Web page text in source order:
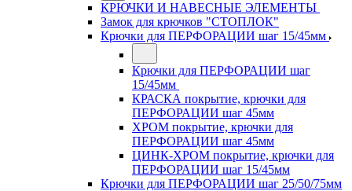
КРЮЧКИ И НАВЕСНЫЕ ЭЛЕМЕНТЫ
Замок для крючков "СТОПЛОК"
Крючки для ПЕРФОРАЦИИ шаг 15/45мм
Крючки для ПЕРФОРАЦИИ шаг
15/45мм
КРАСКА покрытие, крючки для
ПЕРФОРАЦИИ шаг 45мм
ХРОМ покрытие, крючки для
ПЕРФОРАЦИИ шаг 45мм
ЦИНК-ХРОМ покрытие, крючки для
ПЕРФОРАЦИИ шаг 15/45мм
Крючки для ПЕРФОРАЦИИ шаг 25/50/75мм